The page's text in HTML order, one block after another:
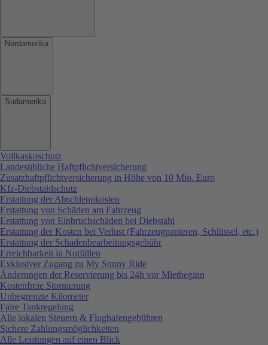
Nordamerika
Südamerika
Vollkaskoschutz
Landesübliche Haftpflichtversicherung
Zusatzhaftpflichtversicherung in Höhe von 10 Mio. Euro
Kfz-Diebstahlschutz
Erstattung der Abschleppkosten
Erstattung von Schäden am Fahrzeug
Erstattung von Einbruchschäden bei Diebstahl
Erstattung der Kosten bei Verlust (Fahrzeugpapieren, Schlüssel, etc.)
Erstattung der Schadenbearbeitungsgebühr
Erreichbarkeit in Notfällen
Exklusiver Zugang zu My Sunny Ride
Änderungen der Reservierung bis 24h vor Mietbeginn
Kostenfreie Stornierung
Unbegrenzte Kilometer
Faire Tankregelung
Alle lokalen Steuern & Flughafengebühren
Sichere Zahlungsmöglichkeiten
Alle Leistungen auf einen Blick